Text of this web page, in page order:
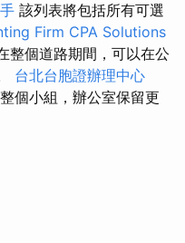
該列表將包括所有可選
Firm CPA Solutions
整個道路期間，可以在公
台北台胞證辦理中心
個小組，辦公室保留更